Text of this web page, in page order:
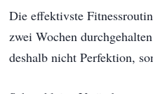
Die effektivste
zwei Wochen
deshalb nicht Perfektion,